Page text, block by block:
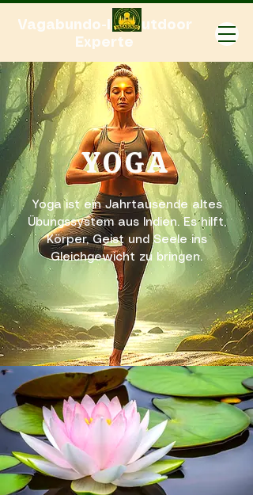
Vagabundo-Ihr Outdoor
Experte
YOGA
Yoga ist ein Jahrtausende altes
Übungssystem aus Indien. Es hilft,
Körper, Geist und Seele ins
Gleichgewicht zu bringen.